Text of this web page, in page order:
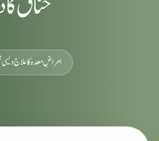
امراضِ معدہ کا علاج